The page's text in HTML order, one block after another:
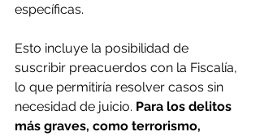
específicas.
Esto incluye la posibilidad de
suscribir preacuerdos con la Fiscalía,
lo que permitiría resolver casos sin
necesidad de juicio. Para los delitos
más graves, como terrorismo,